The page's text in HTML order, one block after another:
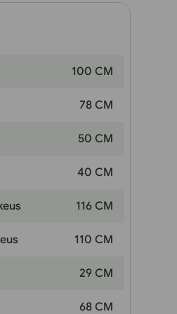
100 CM
78 CM
50 CM
40 CM
116 CM
110 CM
29 CM
68 CM